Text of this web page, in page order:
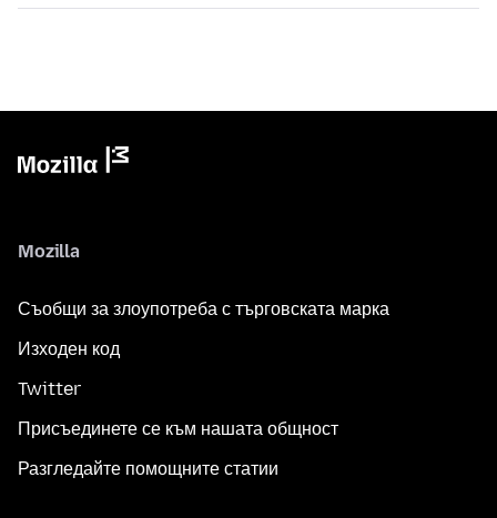
Mozilla
Съобщи за злоупотреба с търговската марка
Изходен код
Twitter
Присъединете се към нашата общност
Разгледайте помощните статии